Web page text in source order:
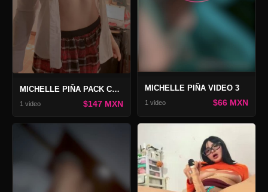
MICHELLE PIÑA PACK COLEGIALA TRAVIESA
1 video $147 MXN
MICHELLE PIÑA VIDEO 3
1 video $66 MXN